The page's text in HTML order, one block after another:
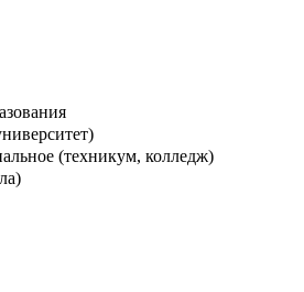
(техникум, колледж)